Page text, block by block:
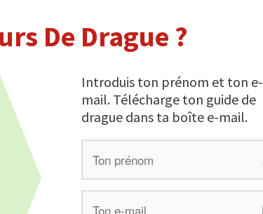
De Drague ?
Introduis ton prénom et ton e-
mail. Télécharge ton guide de
drague dans ta boîte e-mail.